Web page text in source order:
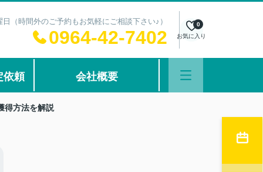
（時間外のご予約もお気軽にご相談下さい♪）
0964-42-7402 お気に入り
0
依頼 会社概要
得方法を解説